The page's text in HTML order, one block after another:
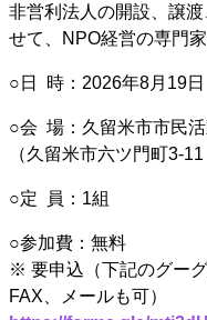
非営利法人の開設、譲
せて、NPO経営の専門
○日 時：2026年8月19
○会 場：久留米市市民
（久留米市六ツ門町3-
○定 員：1組
○参加費：無料
※ 要申込（下記のグー
FAX、メールも可）